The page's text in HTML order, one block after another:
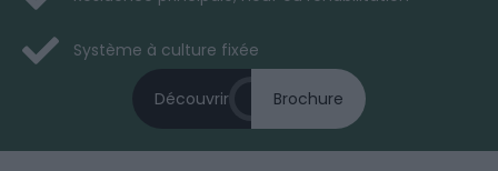
Système à culture fixée
Découvrir Brochure